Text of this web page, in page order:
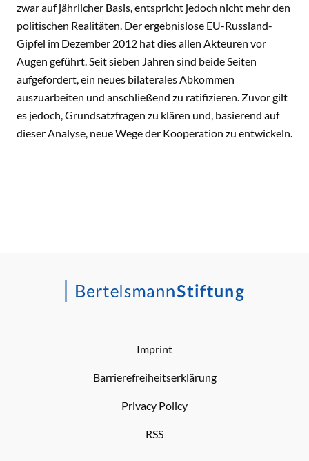
zwar auf jährlicher Basis, entspricht jedoch nicht mehr den
politischen Realitäten. Der ergebnislose EU-Russland-
Gipfel im Dezember 2012 hat dies allen Akteuren vor
Augen geführt. Seit sieben Jahren sind beide Seiten
aufgefordert, ein neues bilaterales Abkommen
auszuarbeiten und anschließend zu ratifizieren. Zuvor gilt
es jedoch, Grundsatzfragen zu klären und, basierend auf
dieser Analyse, neue Wege der Kooperation zu entwickeln.
Imprint
Barrierefreiheitserklärung
Privacy Policy
RSS